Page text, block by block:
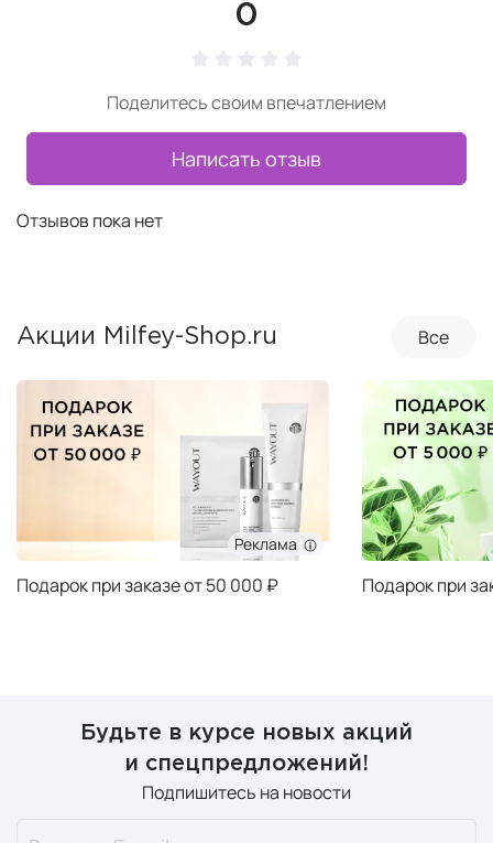
0
Поделитесь своим впечатлением
Написать отзыв
Отзывов пока нет
Акции Milfey-Shop.ru Все
Реклама
Подарок при заказе от 50 000 ₽ Подарок при
Будьте в курсе новых акций
и спецпредложений!
Подпишитесь на новости